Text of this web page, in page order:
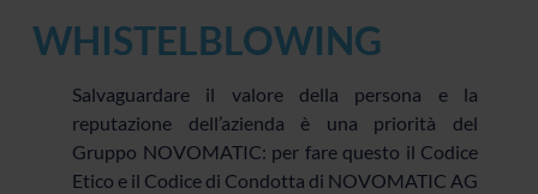
WHISTELBLOWING
Salvaguardare il valore della persona e la
reputazione dell’azienda è una priorità del
Gruppo NOVOMATIC: per fare questo il Codice
Etico e il Codice di Condotta di NOVOMATIC AG